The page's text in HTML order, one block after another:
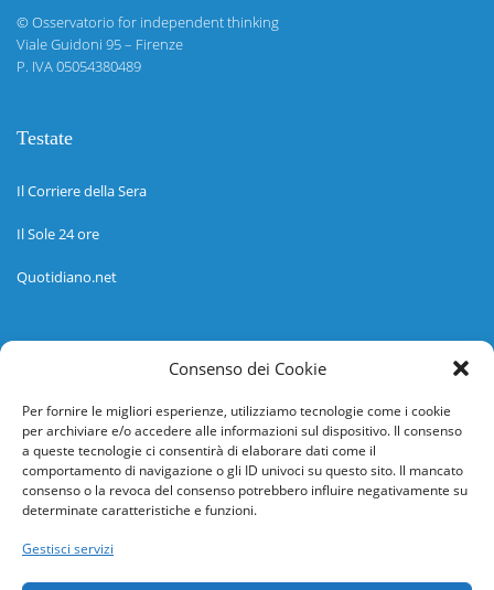
Consenso dei Cookie
Per fornire le migliori esperienze, utilizziamo tecnologie come i cookie
per archiviare e/o accedere alle informazioni sul dispositivo. Il consenso
a queste tecnologie ci consentirà di elaborare dati come il
comportamento di navigazione o gli ID univoci su questo sito. Il mancato
consenso o la revoca del consenso potrebbero influire negativamente su
determinate caratteristiche e funzioni.
Gestisci servizi
©Osservatorio for independent thinking
Viale Guidoni 95 – Firenze
P. IVA 05054380489
Testate
Il Corriere della Sera
Il Sole 24 ore
Quotidiano.net
Informazioni
Help desk
Guida rapida